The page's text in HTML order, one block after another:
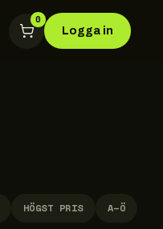
0
Logga in
HÖGST PRIS A–Ö